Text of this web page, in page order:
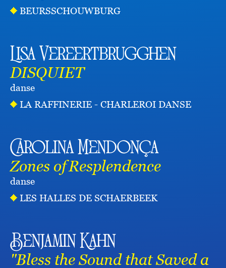
BEURSSCHOUWBURG
Lisa Vereertbrugghen
DISQUIET
danse
LA RAFFINERIE - CHARLEROI DANSE
Carolina Mendonça
Zones of Resplendence
danse
LES HALLES DE SCHAERBEEK
Benjamin Kahn
"Bless the Sound that Saved a